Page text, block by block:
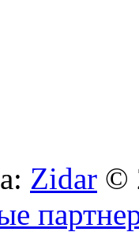
Zidar ©